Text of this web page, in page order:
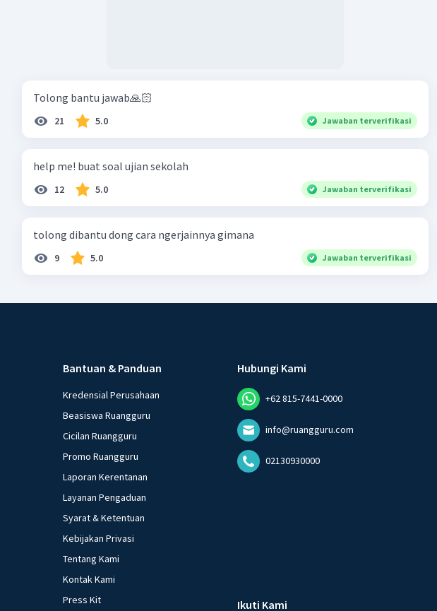
Tolong bantu jawab🙏🏻
21 5.0 Jawaban terverifikasi
help me! buat soal ujian sekolah
12 5.0 Jawaban terverifikasi
tolong dibantu dong cara ngerjainnya gimana
9 5.0 Jawaban terverifikasi
Bantuan & Panduan
Kredensial Perusahaan
Beasiswa Ruangguru
Cicilan Ruangguru
Promo Ruangguru
Laporan Kerentanan
Layanan Pengaduan
Syarat & Ketentuan
Kebijakan Privasi
Tentang Kami
Kontak Kami
Press Kit
Hubungi Kami
+62 815-7441-0000
info@ruangguru.com
02130930000
Ikuti Kami